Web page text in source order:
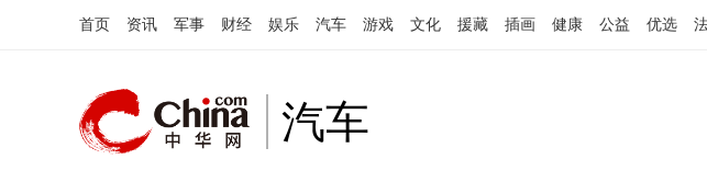
首页 资讯 军事 财经 娱乐 汽车 游戏 文化 援藏 插画 健康 公益 优选
汽车